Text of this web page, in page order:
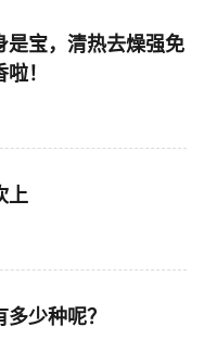
是宝，清热去燥强免
！
上
少种呢？